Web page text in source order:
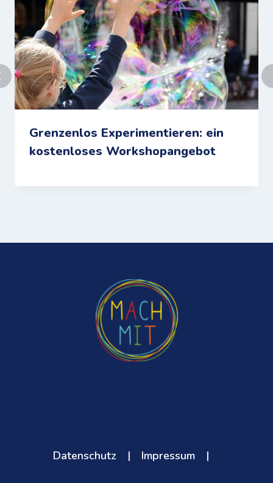
Grenzenlos Experimentieren: ein
kostenloses Workshopangebot
Datenschutz | Impressum |